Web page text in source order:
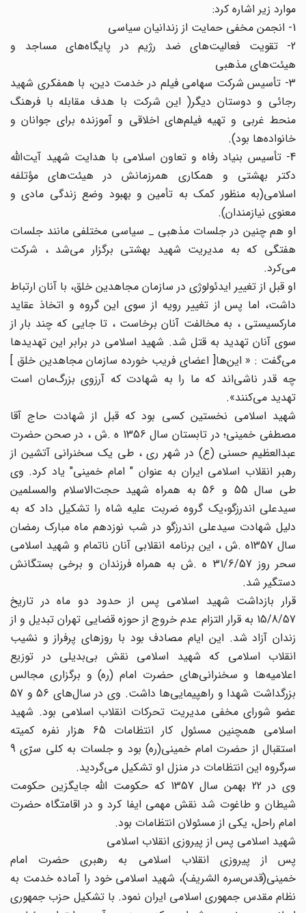
موارد زیر اشاره کرد:
2- تقویت فعالیت‌های ضد رژیم در پایگاه‌های مساجد و
هیئت‌های مذهبی
3- تأسیس شرکت سهامی فیلم در خدمت دین، با همفکری شهید
رجائی و دوستان دیگر( این شرکت با هدف مقابله با فرهنگ
منحط غربی و تهیه فیلم‌های اخلاقی و آموزنده برای جوانان و
خانواده‌ها بود).
4- تأسیس بنیاد رفاه و تعاون اسلامی با هدایت شهید آیت‌الله
دکتر بهشتی و همکاری همرزمانش در هیئت‌های مؤتلفه
اسلامی(به منظور کمک به تأمین و بهبود وضع زندگی مادی و
معنوی نیازمندان).
او هم چنین در جلسات مذهبی _ سیاسی مختلفی مانند جلسات
هفتگی که به مدیریت شهید بهشتی برگزار می‌شد ، شرکت
می‌کرد.
او قبل از تغییر ایدئولوژی در سازمان مجاهدین خلق، با آنان ارتباط
داشت،‌ اما پس از تغییر رویه از سوی این گروه و اتخاذ عقاید
مارکسیستی ، ‌به مخالفت آنان برخاست ، تا جایی که چند بار از
سوی آنان تهدید به قتل ‌شد. شهید اسلامی در برابر این تهدیدها
می‌گفت : « این‌ها[ اعضای فریب خورده سازمان مجاهدین خلق ]
چه قدر ناشی‌اند که ما را به شهادت که آرزوی بزرگ‌مان است
تهدید می‌کنند».
شهید اسلامی نخستین کسی بود که قبل از شهادت حاج آقا
مصطفی خمینی؛ در تابستان سال 1356 ه .ش ، در صحن حضرت
عبدالعظیم حسنی (ع) در شهر ری ، طی یک سخنرانی آتشین از
رهبر انقلاب اسلامی ایران به عنوان " امام خمینی" یاد کرد. وی
طی سال 55 و 56 به همراه شهید حجت‌الاسلام والمسلمین
سیدعلی اندرزگو،‌یک گروه ضربت علیه شاه را تشکیل داد که به
دلیل شهادت سیدعلی اندرزگو در شب نوزدهم ماه مبارک رمضان
سال 1357ه .ش ، این برنامه انقلابی آنان ناتمام و شهید اسلامی
سحر روز 31/6/57 ه .ش به همراه فرزندان و برخی بستگانش
دستگیر شد.
قرار بازداشت شهید اسلامی پس از حدود دو ماه در تاریخ
15/8/57 به قرار التزام عدم خروج از حوزه قضایی تهران تبدیل و از
زندان آزاد شد. این ایام مصادف بود با روزهای پرفراز و نشیب
انقلاب اسلامی که شهید اسلامی نقش بی‌بدیلی در توزیع
اعلامیه‌ها و سخنرانی‌های حضرت امام (ره) و برگزاری مجالس
بزرگداشت شهدا و راهپیمایی‌ها داشت. وی در سال‌های 56 و 57
عضو شورای مخفی مدیریت تحرکات انقلاب اسلامی بود. شهید
اسلامی همچنین مسئول کار انتظامات 65 هزار نفره کمیته
استقبال از حضرت امام خمینی(ره) بود و جلسات به کلی سرّی 9
سرگروه این انتظامات در منزل او تشکیل می‌گردید.
وی در 22 بهمن سال 1357 که حکومت الله جایگزین حکومت
شیطان و طاغوت شد نقش مهمی ایفا کرد و در اقامتگاه حضرت
امام راحل، یکی از مسئولان انتظامات بود.
شهید اسلامی پس از پیروزی انقلاب اسلامی
پس از پیروزی انقلاب اسلامی به رهبری حضرت امام
خمینی(قدس‌سره الشریف)، شهید اسلامی خود را آماده خدمت به
نظام مقدس جمهوری اسلامی ایران نمود. با تشکیل حزب جمهوری